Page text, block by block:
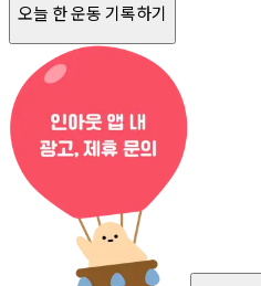
오늘 한 운동 기록하기